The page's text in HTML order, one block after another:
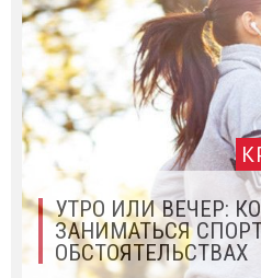
УТРО ИЛИ ВЕЧЕР:
ЗАНИМАТЬСЯ
ОБСТОЯТЕЛЬСТВАХ